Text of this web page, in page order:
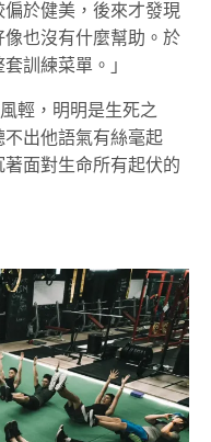
於健美，後來才發現
也沒有什麼幫助。於
訓練菜單。」
輕，明明是生死之
出他語氣有絲毫起
面對生命所有起伏的